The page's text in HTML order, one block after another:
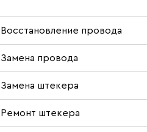
Восстановление провода
Замена провода
Замена штекера
Ремонт штекера